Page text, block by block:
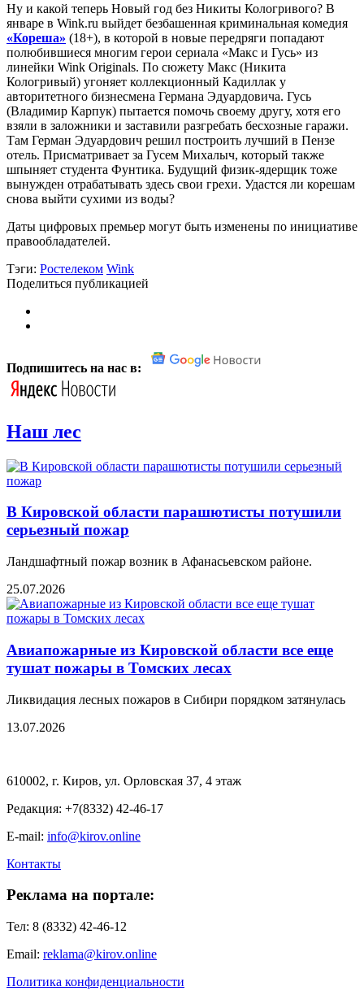
Ну и какой теперь Новый год без Никиты Кологривого? В
январе в Wink.ru выйдет безбашенная криминальная комедия
«Кореша» (18+), в которой в новые передряги попадают
полюбившиеся многим герои сериала «Макс и Гусь» из
линейки Wink Originals. По сюжету Макс (Никита
Кологривый) угоняет коллекционный Кадиллак у
авторитетного бизнесмена Германа Эдуардовича. Гусь
(Владимир Карпук) пытается помочь своему другу, хотя его
взяли в заложники и заставили разгребать бесхозные гаражи.
Там Герман Эдуардович решил построить лучший в Пензе
отель. Присматривает за Гусем Михалыч, который также
шпыняет студента Фунтика. Будущий физик-ядерщик тоже
вынужден отрабатывать здесь свои грехи. Удастся ли корешам
снова выйти сухими из воды?
Даты цифровых премьер могут быть изменены по инициативе
правообладателей.
Тэги: Ростелеком Wink
Поделиться публикацией
Подпишитесь на нас в:
Наш лес
В Кировской области парашютисты потушили
серьезный пожар
Ландшафтный пожар возник в Афанасьевском районе.
25.07.2026
Авиапожарные из Кировской области все еще
тушат пожары в Томских лесах
Ликвидация лесных пожаров в Сибири порядком затянулась
13.07.2026
610002, г. Киров, ул. Орловская 37, 4 этаж
Редакция: +7(8332) 42-46-17
E-mail: info@kirov.online
Контакты
Реклама на портале:
Тел: 8 (8332) 42-46-12
Email: reklama@kirov.online
Политика конфиденциальности